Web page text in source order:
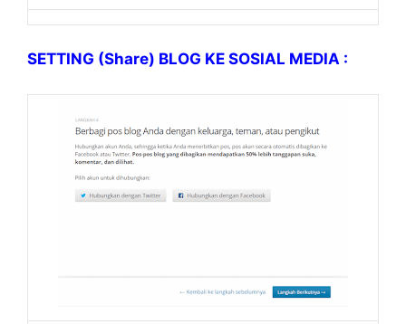
SETTING (Share) BLOG KE SOSIAL MEDIA :